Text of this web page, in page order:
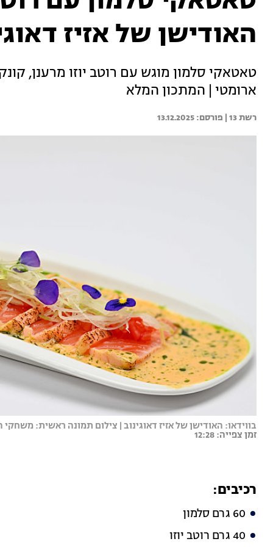
האודישן של אזיז
טאטאקי סלמון מוגש עם רוטב יוזו מרענן,
ארומטי | המתכון המלא
רשת 13 | 13.12.2025
בווידאו: האודישן של אזיז דאוגינוב | צילום תמונה ראשית:
זמן צפייה: 12:28
רכיבים:
60 גרם סלמון
40 גרם רוטב יוזו